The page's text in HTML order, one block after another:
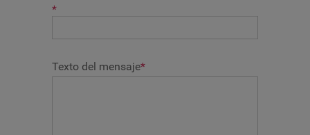
*
Texto del mensaje*